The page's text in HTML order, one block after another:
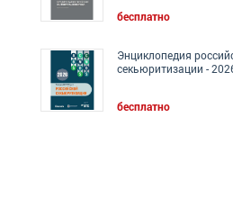
бесплатно
Энциклопедия
секьюритизации -
бесплатно